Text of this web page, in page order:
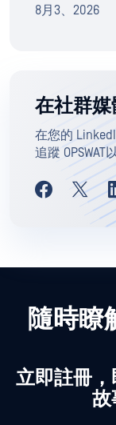
8月3、2026
在社群
在您的
追蹤 OPSWAT
隨時瞭
立即註冊，
故